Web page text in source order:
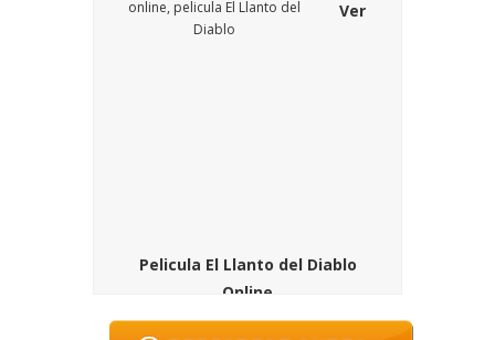
Ver
Pelicula El Llanto del Diablo
Online
SINOPSIS